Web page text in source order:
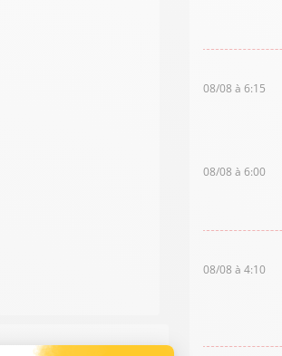
08/08 à 6:15
08/08 à 6:00
08/08 à 4:10